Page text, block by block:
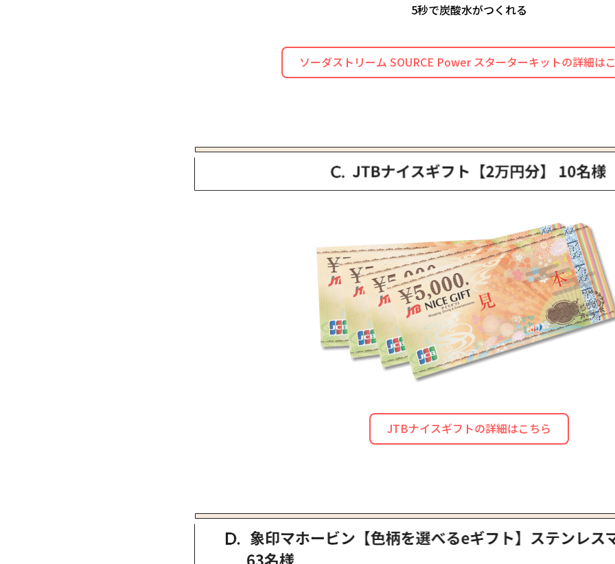
5秒で炭酸水がつくれる
ソーダストリーム SOURCE Power スターターキットの詳細は
JTBナイスギフトの詳細はこちら